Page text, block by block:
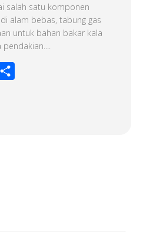
salah satu komponen
alam bebas, tabung gas
untuk bahan bakar kala